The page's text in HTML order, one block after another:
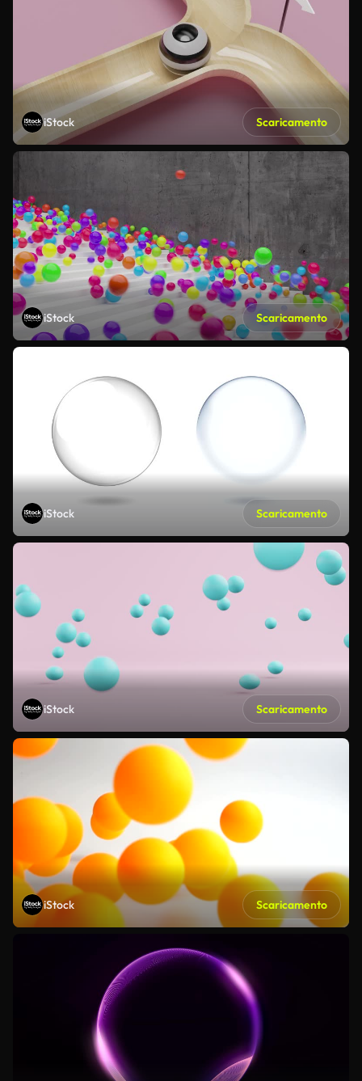
iStock Scaricamento
iStock Scaricamento
iStock Scaricamento
iStock Scaricamento
iStock Scaricamento